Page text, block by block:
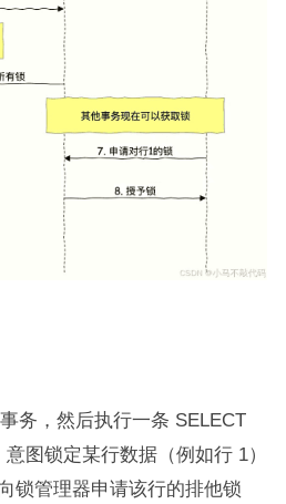
务，然后执行一条 SELECT
图锁定某行数据（例如行 1）
锁管理器申请该行的排他锁